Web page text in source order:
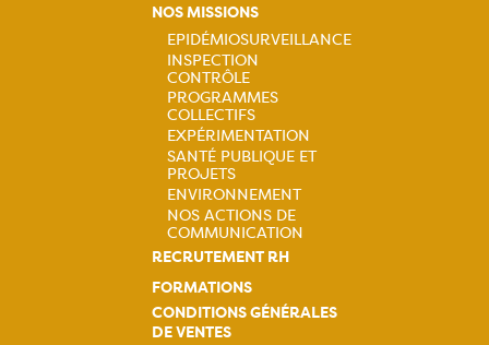
NOS MISSIONS
Navigation
principale
EPIDÉMIOSURVEILLANCE
INSPECTION
CONTRÔLE
PROGRAMMES
COLLECTIFS
EXPÉRIMENTATION
SANTÉ PUBLIQUE ET
PROJETS
ENVIRONNEMENT
NOS ACTIONS DE
COMMUNICATION
RECRUTEMENT RH
FORMATIONS
CONDITIONS GÉNÉRALES
DE VENTES